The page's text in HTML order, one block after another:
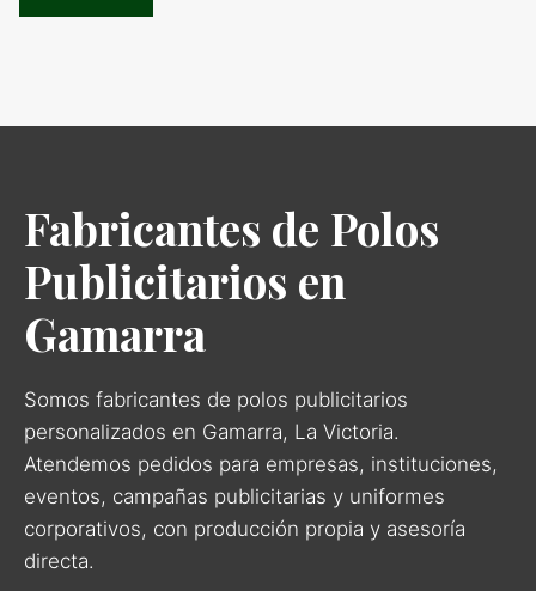
Fabricantes de Polos
Publicitarios en
Gamarra
Somos fabricantes de polos publicitarios
personalizados en Gamarra, La Victoria.
Atendemos pedidos para empresas, instituciones,
eventos, campañas publicitarias y uniformes
corporativos, con producción propia y asesoría
directa.